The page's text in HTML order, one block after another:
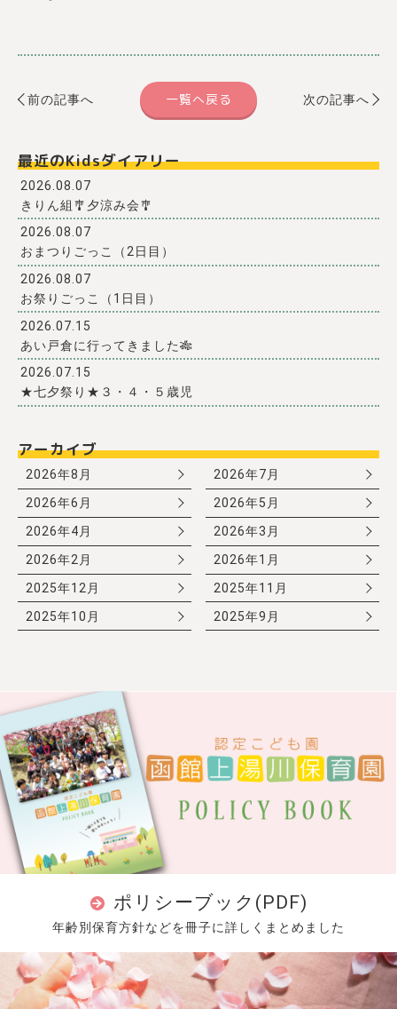
前の記事へ 一覧へ戻る 次の記事へ
最近のKidsダイアリー
2026.08.07
きりん組🎐夕涼み会🎐
2026.08.07
おまつりごっこ（2日目）
2026.08.07
お祭りごっこ（1日目）
2026.07.15
あい戸倉に行ってきました🎋
2026.07.15
★七夕祭り★３・４・５歳児
アーカイブ
2026年8月
2026年7月
2026年6月
2026年5月
2026年4月
2026年3月
2026年2月
2026年1月
2025年12月
2025年11月
2025年10月
2025年9月
ポリシーブック(PDF)
年齢別保育方針などを冊子に詳しくまとめました